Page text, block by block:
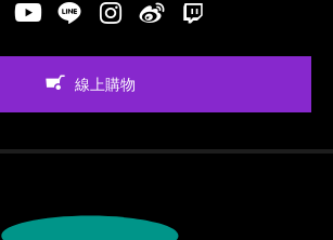
FacebookYoutubeLINE Instgram新浪微博
線上購物